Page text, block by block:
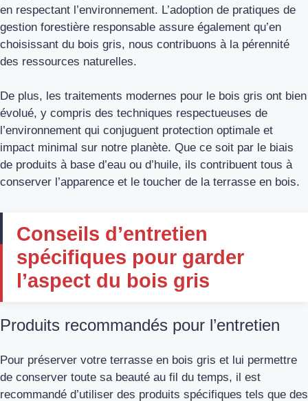
en respectant l’environnement. L’adoption de pratiques de
gestion forestière responsable assure également qu’en
choisissant du bois gris, nous contribuons à la pérennité
des ressources naturelles.
De plus, les traitements modernes pour le bois gris ont bien
évolué, y compris des techniques respectueuses de
l’environnement qui conjuguent protection optimale et
impact minimal sur notre planète. Que ce soit par le biais
de produits à base d’eau ou d’huile, ils contribuent tous à
conserver l’apparence et le toucher de la terrasse en bois.
Conseils d’entretien
spécifiques pour garder
l’aspect du bois gris
Produits recommandés pour l’entretien
Pour préserver votre terrasse en bois gris et lui permettre
de conserver toute sa beauté au fil du temps, il est
recommandé d’utiliser des produits spécifiques tels que des